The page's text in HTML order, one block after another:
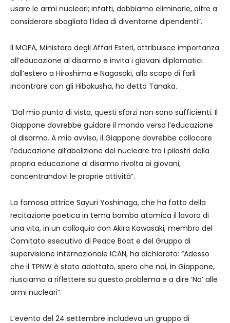
usare le armi nucleari; infatti, dobbiamo eliminarle, oltre a
considerare sbagliata l’idea di diventarne dipendenti”.
Il MOFA, Ministero degli Affari Esteri, attribuisce importanza
all’educazione al disarmo e invita i giovani diplomatici
dall’estero a Hiroshima e Nagasaki, allo scopo di farli
incontrare con gli Hibakusha, ha detto Tanaka.
“Dal mio punto di vista, questi sforzi non sono sufficienti. Il
Giappone dovrebbe guidare il mondo verso l’educazione
al disarmo. A mio avviso, il Giappone dovrebbe collocare
l’educazione all’abolizione del nucleare tra i pilastri della
propria educazione al disarmo rivolta ai giovani,
concentrandovi le proprie attività”.
La famosa attrice Sayuri Yoshinaga, che ha fatto della
recitazione poetica in tema bomba atomica il lavoro di
una vita, in un colloquio con Akira Kawasaki, membro del
Comitato esecutivo di Peace Boat e del Gruppo di
supervisione internazionale ICAN, ha dichiarato: “Adesso
che il TPNW è stato adottato, spero che noi, in Giappone,
riusciamo a riflettere su questo problema e a dire ‘No’ alle
armi nucleari”.
L’evento del 24 settembre includeva un gruppo di